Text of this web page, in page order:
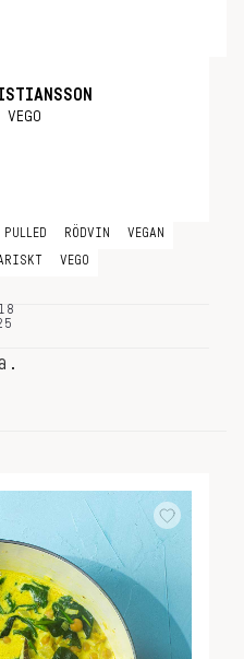
PULLED RÖDVIN VEGAN
VEGO